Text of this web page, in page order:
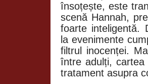
însoțește, este
scenă Hannah,
foarte inteligentă.
la evenimente
filtrul inocenței.
între adulți,
tratament asupra